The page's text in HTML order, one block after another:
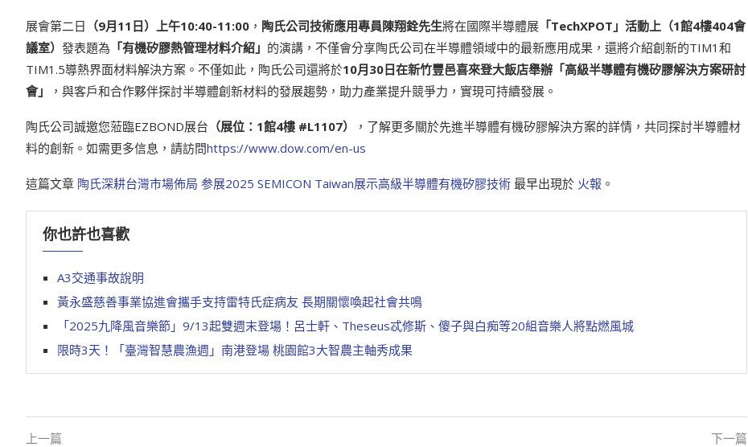
展會第二日 （9月11 日）上午10:40-11:00 ， 陶氏公司技術應用專員陳翔銓先生將在國際半導體展 「TechXPOT 」活動上（1館4樓404會
議室） 發表題為 「有機矽膠熱管理材料介紹」 的演講，不僅會分享陶氏公司在半導體領域中的最新應用成果，還將介紹創新的TIM1和
TIM1.5導熱界面材料解決方案。不僅如此，陶氏公司還將於10月30日在新竹豐邑喜來登大飯店舉辦「高級半導體有機矽膠解決方案研討
會」
，與客戶和合作夥伴探討半導體創新材料的發展趨勢，助力產業提升競爭力，實現可持續發展。
陶氏公司誠邀您蒞臨EZBOND展台 （展位： 1館4樓 #L1107）
，了解更多關於先進半導體有機矽膠解決方案的詳情，共同探討半導體材
料的創新。如需更多信息，請訪問https://www.dow.com/en-us
這篇文章 陶氏深耕台灣市場佈局 参展2025 SEMICON Taiwan展示高級半導體有機矽膠技術 最早出現於 火報 。
你也許也喜歡
A3交通事故說明
黃永盛慈善事業協進會攜手支持雷特氏症病友 長期關懷喚起社會共鳴
「2025九降風音樂節」9/13起雙週末登場！呂士軒、Theseus忒修斯、傻子與白痴等20組音樂人將點燃風城
限時3天！「臺灣智慧農漁週」南港登場 桃園館3大智農主軸秀成果
上一篇 下一篇